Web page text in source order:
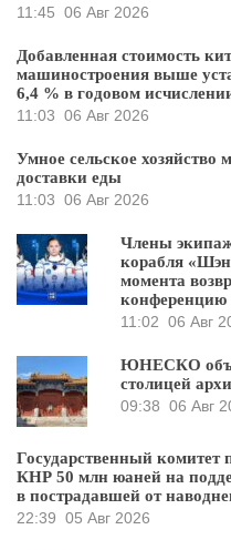
11:45 06 Авг 2026
Добавленная стоимость
машиностроения выше
6,4 % в годовом
11:03 06 Авг 2026
Умное сельское
доставки еды
11:03 06 Авг 2026
Члены
корабля
момента
конференцию
11:02 06 Авг
ЮНЕСКО
столицей
09:38 06 Авг
Государственный комитет
КНР 50 млн юаней на
в пострадавшей от
22:39 05 Авг 2026